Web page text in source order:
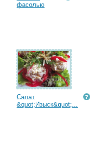
фасолью
Салат
&quot;Изыск&quot;...